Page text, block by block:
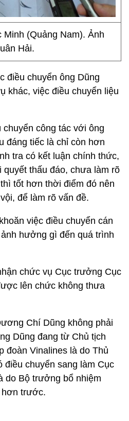
(Quảng Nam). Ảnh
Hải.
điều chuyển ông Dũng
khác, việc điều chuyển liệu
công tác với ông
đáng tiếc là chỉ còn hơn
tra có kết luận chính thức,
thấu đáo, chưa làm rõ
tốt hơn thời điểm đó nên
để làm rõ vấn đề.
việc điều chuyển cán
hưởng gì đến quá trình
chức vụ Cục trưởng Cục
lên chức không thưa
Chí Dũng không phải
Dũng đang từ Chủ tịch
đoàn Vinalines là do Thủ
điều chuyển sang làm Cục
do Bộ trưởng bổ nhiệm
hơn trước.